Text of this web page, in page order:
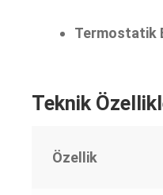
Termostatik
Teknik
Özellik